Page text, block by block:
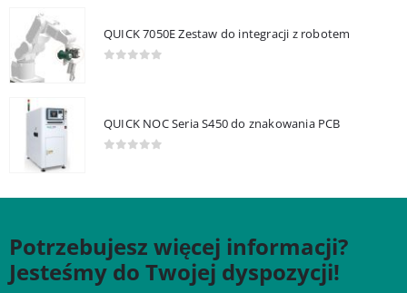
QUICK 7050E Zestaw do integracji z robotem
QUICK NOC Seria S450 do znakowania PCB
Potrzebujesz więcej informacji?
Jesteśmy do Twojej dyspozycji!